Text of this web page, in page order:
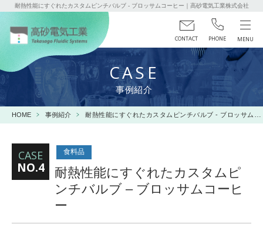
耐熱性能にすぐれたカスタムピンチバルブ - ブロッサムコーヒー｜高砂電気工業株式会社
CONTACT PHONE
CASE
事例紹介
HOME 事例紹介 耐熱性能にすぐれたカスタムピンチバルブ - ブロッサムコーヒー
CASE
NO.4
食料品
耐熱性能にすぐれたカスタムピ
ンチバルブ – ブロッサムコーヒ
ー